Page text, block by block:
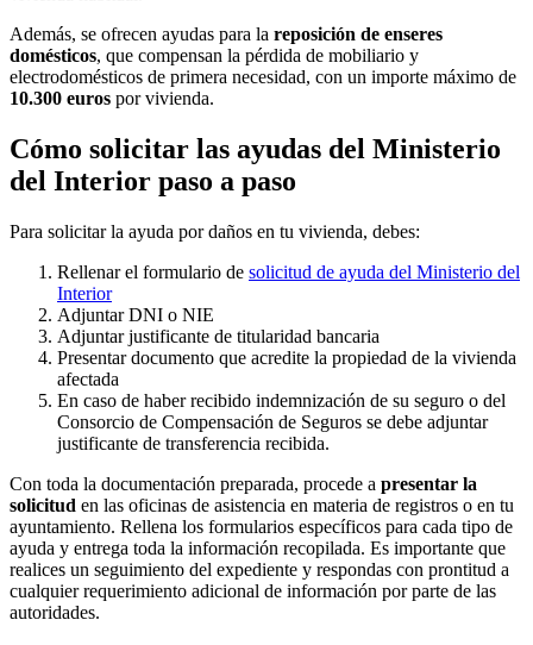
Además, se ofrecen ayudas para la reposición de enseres
domésticos, que compensan la pérdida de mobiliario y
electrodomésticos de primera necesidad, con un importe máximo de
10.300 euros por vivienda.
Cómo solicitar las ayudas del Ministerio
del Interior paso a paso
Para solicitar la ayuda por daños en tu vivienda, debes:
Rellenar el formulario de solicitud de ayuda del Ministerio del
Interior
Adjuntar DNI o NIE
Adjuntar justificante de titularidad bancaria
Presentar documento que acredite la propiedad de la vivienda
afectada
En caso de haber recibido indemnización de su seguro o del
Consorcio de Compensación de Seguros se debe adjuntar
justificante de transferencia recibida.
Con toda la documentación preparada, procede a presentar la
solicitud en las oficinas de asistencia en materia de registros o en tu
ayuntamiento. Rellena los formularios específicos para cada tipo de
ayuda y entrega toda la información recopilada. Es importante que
realices un seguimiento del expediente y respondas con prontitud a
cualquier requerimiento adicional de información por parte de las
autoridades.